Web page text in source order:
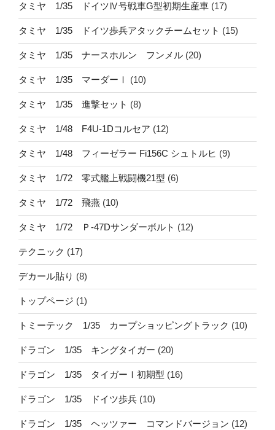
タミヤ 1/35 ドイツⅣ号戦車G型初期生産車 (17)
タミヤ 1/35 ドイツ歩兵アタックチームセット (15)
タミヤ 1/35 ナースホルン フンメル (20)
タミヤ 1/35 マーダーⅠ (10)
タミヤ 1/35 進撃セット (8)
タミヤ 1/48 F4U-1Dコルセア (12)
タミヤ 1/48 フィーゼラー Fi156C シュトルヒ (9)
タミヤ 1/72 零式艦上戦闘機21型 (6)
タミヤ 1/72 飛燕 (10)
タミヤ 1/72 Ｐ-47Dサンダーボルト (12)
テクニック (17)
デカール貼り (8)
トップページ (1)
トミーテック 1/35 カープショッピングトラック (10)
ドラゴン 1/35 キングタイガー (20)
ドラゴン 1/35 タイガーⅠ初期型 (16)
ドラゴン 1/35 ドイツ歩兵 (10)
ドラゴン 1/35 ヘッツァー コマンドバージョン (12)